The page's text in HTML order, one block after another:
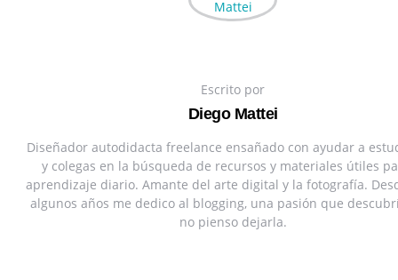
Escrito por
Diego Mattei
Diseñador autodidacta freelance ensañado con ayudar a
y colegas en la búsqueda de recursos y materiales útiles
aprendizaje diario. Amante del arte digital y la fotografía.
algunos años me dedico al blogging, una pasión que
no pienso dejarla.